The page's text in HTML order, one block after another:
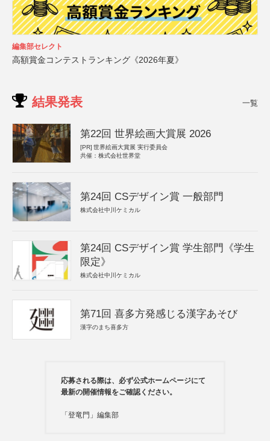
編集部セレクト
高額賞金コンテストランキング《2026年夏》
結果発表 一覧
第22回 世界絵画大賞展 2026
[PR] 世界絵画大賞展 実行委員会
共催：株式会社世界堂
第24回 CSデザイン賞 一般部門
株式会社中川ケミカル
第24回 CSデザイン賞 学生部門《学生
限定》
株式会社中川ケミカル
第71回 喜多方発感じる漢字あそび
漢字のまち喜多方
応募される際は、必ず公式ホームページにて
最新の開催情報をご確認ください。
「登竜門」編集部